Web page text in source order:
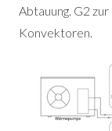
Abtauung. G2
Konvektoren.